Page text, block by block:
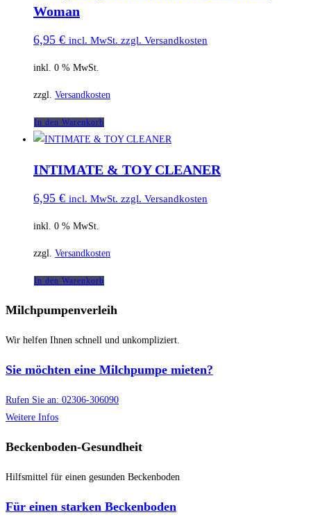
Woman
6,95 € incl. MwSt. zzgl. Versandkosten
inkl. 0 % MwSt.
zzgl. Versandkosten
In den Warenkorb
INTIMATE & TOY CLEANER
6,95 € incl. MwSt. zzgl. Versandkosten
inkl. 0 % MwSt.
zzgl. Versandkosten
In den Warenkorb
Milchpumpenverleih
Wir helfen Ihnen schnell und unkompliziert.
Sie möchten eine Milchpumpe mieten?
Rufen Sie an: 02306-306090
Weitere Infos
Beckenboden-Gesundheit
Hilfsmittel für einen gesunden Beckenboden
Für einen starken Beckenboden